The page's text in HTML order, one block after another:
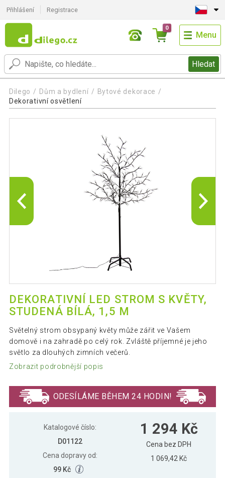
Přihlášení Registrace
Hledat
0
Menu
Dilego Dům a bydlení
Bytové dekorace
Dekorativní osvětlení
DEKORATIVNÍ LED STROM S KVĚTY,
STUDENÁ BÍLÁ, 1,5 M
Světelný strom obsypaný květy může zářit ve Vašem
domově i na zahradě po celý rok. Zvláště příjemné je jeho
světlo za dlouhých zimních večerů.
Zobrazit podrobnější popis
ODESÍLÁME BĚHEM 24 HODIN!
Katalogové číslo:
D01122
Cena dopravy od:
99 Kč
1 294 Kč
Cena bez DPH
1 069,42 Kč